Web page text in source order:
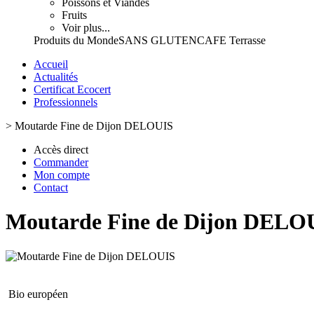
Poissons et Viandes
Fruits
Voir plus...
Produits du MondeSANS GLUTENCAFE Terrasse
Accueil
Actualités
Certificat Ecocert
Professionnels
> Moutarde Fine de Dijon DELOUIS
Accès direct
Commander
Mon compte
Contact
Moutarde Fine de Dijon
Bio européen